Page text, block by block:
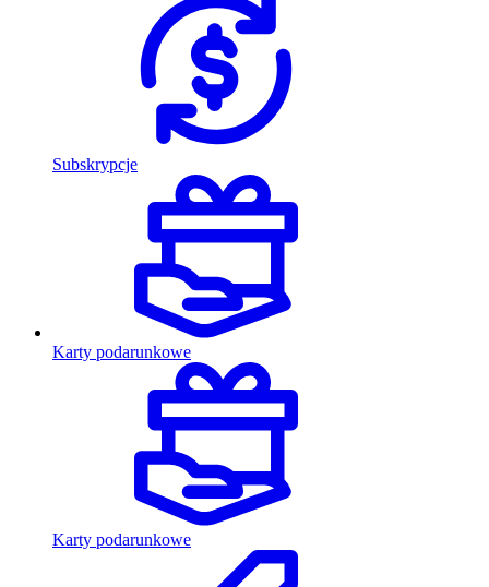
Subskrypcje
Karty podarunkowe
Karty podarunkowe